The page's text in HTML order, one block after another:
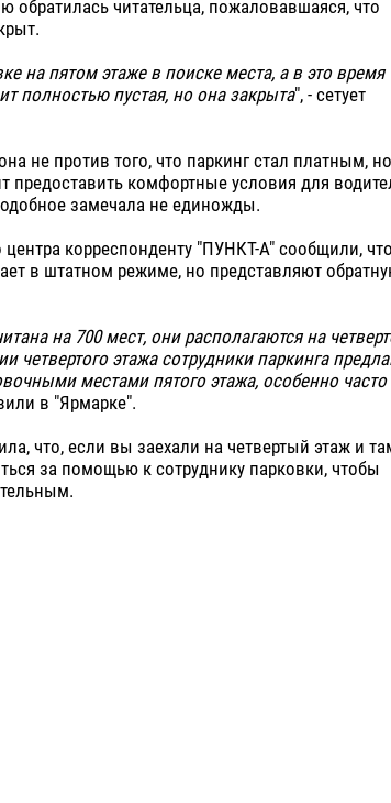
читательца, пожаловавшаяся, что
на пятом этаже в поиске места, а в это время
полностью пустая, но она закрыта", - сетует
не против того, что паркинг стал платным,
предоставить комфортные условия для
замечала не единожды.
центра корреспонденту "ПУНКТ-А" сообщили, что
в штатном режиме, но представляют
на 700 мест, они располагаются на
четвертого этажа сотрудники паркинга
местами пятого этажа, особенно часто
в "Ярмарке".
что, если вы заехали на четвертый этаж и
за помощью к сотруднику парковки, чтобы